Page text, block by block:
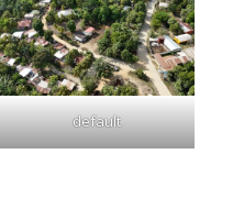
default